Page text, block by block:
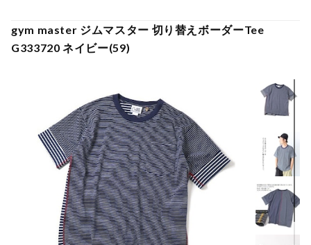
gym master ジムマスター 切り替えボーダーTee
G333720 ネイビー(59)